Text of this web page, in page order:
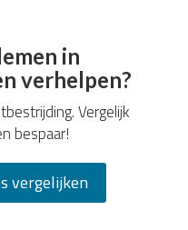
in
verhelpen?
Vergelijk
bespaar!
vergelijken